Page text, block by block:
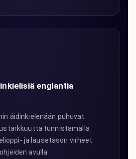
englantia
äidinkielenään puhuvat
tunnistamalla
ja lausetason virheet
avulla.